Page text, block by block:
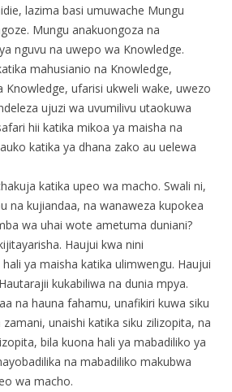
lazima basi umuwache Mungu
Mungu anakuongoza na
nguvu na uwepo wa Knowledge.
mahusianio na Knowledge,
Knowledge, ufarisi ukweli wake, uwezo
ujuzi wa uvumilivu utaokuwa
hii katika mikoa ya maisha na
katika ya dhana zako au uelewa
katika upeo wa macho. Swali ni,
na kujiandaa, na wanaweza kupokea
wa uhai wote ametuma duniani?
Haujui kwa nini
ya maisha katika ulimwengu. Haujui
kukabiliwa na dunia mpya.
na hauna fahamu, unafikiri kuwa siku
unaishi katika siku zilizopita, na
bila kuona hali ya mabadiliko ya
na mabadiliko makubwa
wa macho.